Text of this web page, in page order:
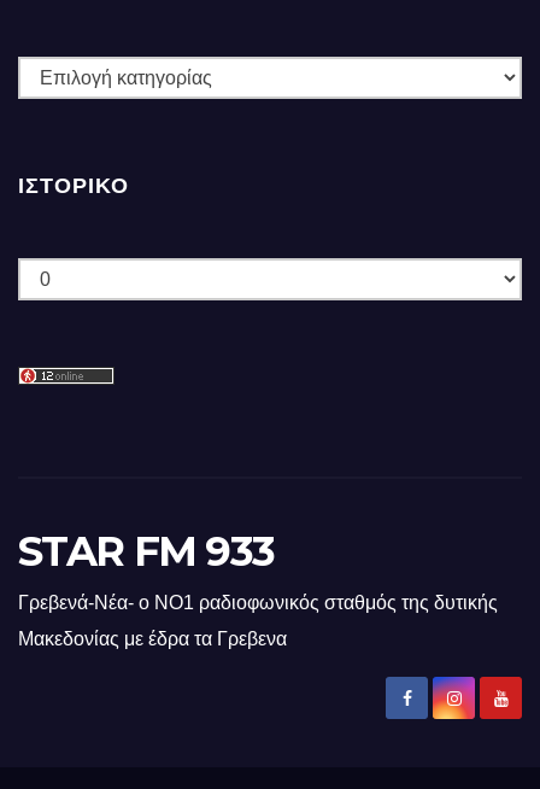
ΚΑΤΗΓΟΡΙΕΣ
ΙΣΤΟΡΙΚΌ
Ιστορικό
STAR FM 933
Γρεβενά-Νέα- ο ΝΟ1 ραδιοφωνικός σταθμός της δυτικής
Μακεδονίας με έδρα τα Γρεβενα